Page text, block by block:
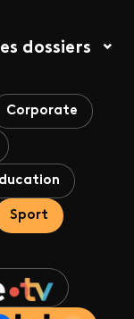
dossiers
Corporate
Sport